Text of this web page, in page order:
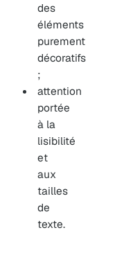
des
éléments
purement
décoratifs
;
attention
portée
à la
lisibilité
et
aux
tailles
de
texte.